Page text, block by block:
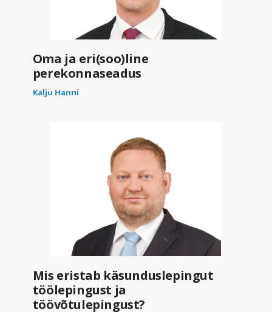
Oma ja eri(soo)line
perekonnaseadus
Kalju Hanni
Mis eristab käsunduslepingut
töölepingust ja
töövõtulepingust?